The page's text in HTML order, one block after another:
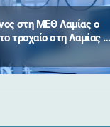
στη ΜΕΘ Λαμίας ο
τροχαίο στη Λαμίας –